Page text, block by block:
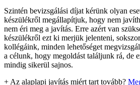
Szintén bevizsgálási díjat kérünk olyan
készülékről megállapítjuk, hogy nem
nem éri meg a javítás. Erre azért van
készülékről ezt ki merjük jelenteni,
kollégáink, minden lehetőséget
a célunk, hogy megoldást találjunk rá, de
mindig sikerül sajnos.
+ Az alaplapi javítás miért tart tovább?